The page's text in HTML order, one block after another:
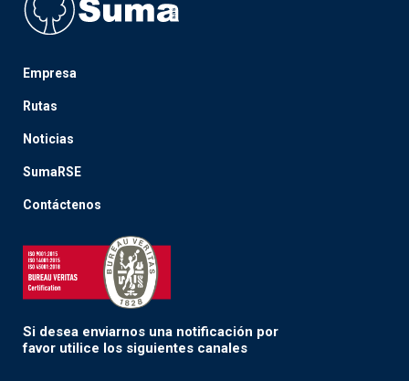
Empresa
Rutas
Noticias
SumaRSE
Contáctenos
Si desea enviarnos una notificación por
favor utilice los siguientes canales